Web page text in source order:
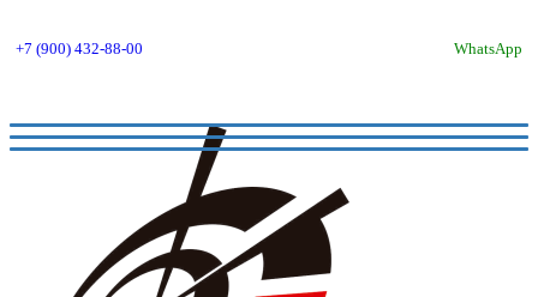
+7 (900) 432-88-00 WhatsApp